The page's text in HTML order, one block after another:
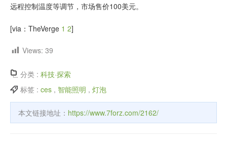
远程控制温度等调节，市场售价100美元。
[via：TheVerge 1 2]
Views: 39
分类 : 科技·探索
标签 : ces , 智能照明 , 灯泡
本文链接地址： https://www.7forz.com/2162/